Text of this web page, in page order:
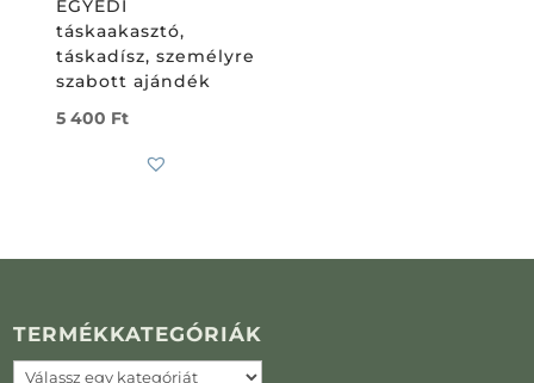
EGYEDI
táskaakasztó,
táskadísz, személyre
szabott ajándék
5 400 Ft
TERMÉKKATEGÓRIÁK